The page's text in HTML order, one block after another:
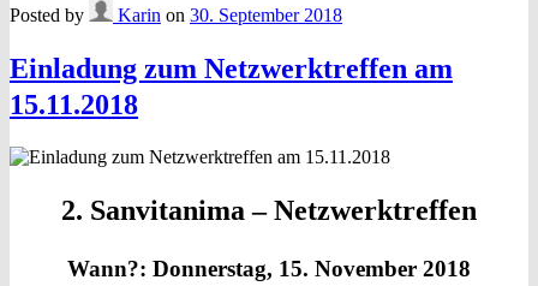
Posted by Karin on 30. September 2018
Einladung zum Netzwerktreffen am
15.11.2018
2. Sanvitanima – Netzwerktreffen
Wann?: Donnerstag, 15. November 2018